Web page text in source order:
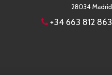
28034 Madrid
+34 663 812 863